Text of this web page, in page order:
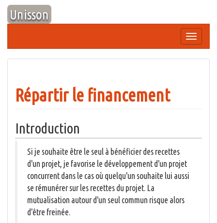
Aller
contenu
Unisson
Afficher/
la
Répartir le financement
Introduction
Si je souhaite être le seul à bénéficier des recettes
d'un projet, je favorise le développement d'un projet
concurrent dans le cas où quelqu'un souhaite lui aussi
se rémunérer sur les recettes du projet. La
mutualisation autour d'un seul commun risque alors
d'être freinée.